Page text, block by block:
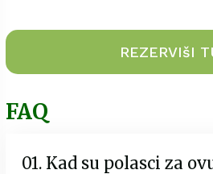
REZERVIšI
FAQ
01. Kad su polasci za